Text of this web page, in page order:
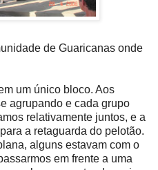
de Guaricanas onde
um único bloco. Aos
agrupando e cada grupo
relativamente juntos, e a
a retaguarda do pelotão.
alguns estavam com o
em frente a uma